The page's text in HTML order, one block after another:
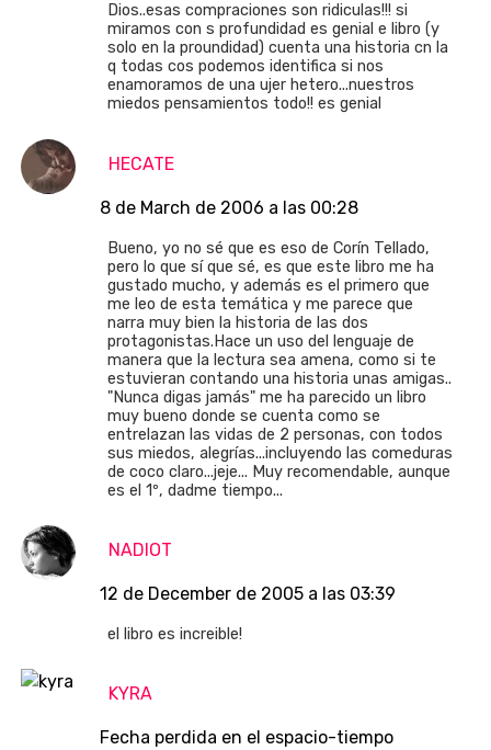
Dios..esas compraciones son ridiculas!!! si
miramos con s profundidad es genial e libro (y
solo en la proundidad) cuenta una historia cn la
q todas cos podemos identifica si nos
enamoramos de una ujer hetero...nuestros
miedos pensamientos todo!! es genial
HECATE
8 de March de 2006 a las 00:28
Bueno, yo no sé que es eso de Corín Tellado,
pero lo que sí que sé, es que este libro me ha
gustado mucho, y además es el primero que
me leo de esta temática y me parece que
narra muy bien la historia de las dos
protagonistas.Hace un uso del lenguaje de
manera que la lectura sea amena, como si te
estuvieran contando una historia unas amigas..
"Nunca digas jamás" me ha parecido un libro
muy bueno donde se cuenta como se
entrelazan las vidas de 2 personas, con todos
sus miedos, alegrías...incluyendo las comeduras
de coco claro...jeje... Muy recomendable, aunque
es el 1º, dadme tiempo...
NADIOT
12 de December de 2005 a las 03:39
el libro es increible!
KYRA
Fecha perdida en el espacio-tiempo